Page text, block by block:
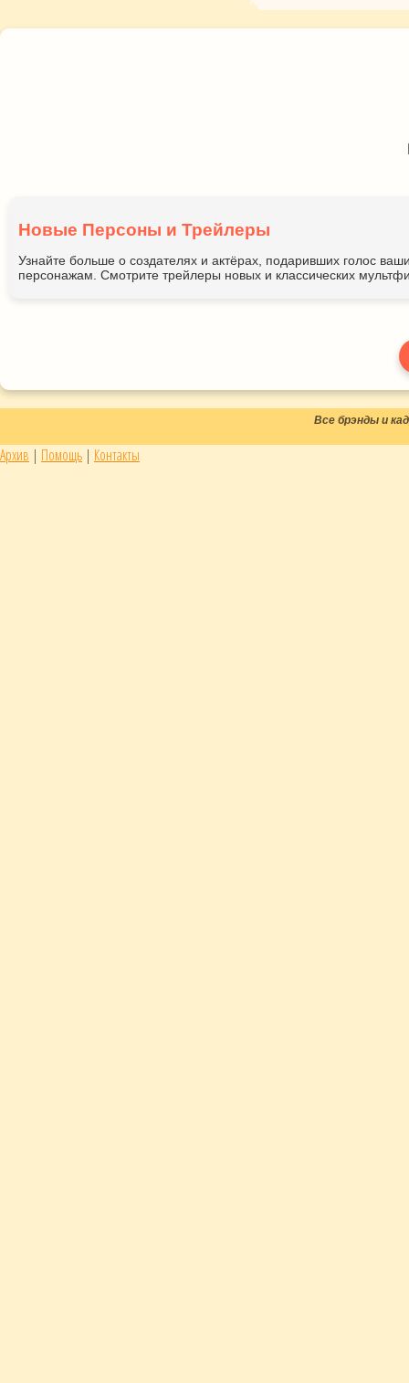
Новые Персоны и Трейлеры
Узнайте больше о создателях и актёрах, подаривших голос
персонажам. Смотрите трейлеры новых и классических
Все брэнды и
Архив | Помощь | Контакты